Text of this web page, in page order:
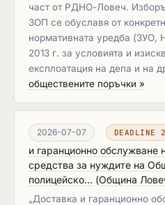
част от РДНО-Ловеч.
ЗОП се обуславя от
нормативната уредба (ЗУО,
2013 г. за условията и
експлоатация на депа и на
обществените поръчки »
2026-07-07 DEADLINE
и гаранционно обслужване
средства за нуждите на
полицейско... (Община
„Доставка и гаранционно